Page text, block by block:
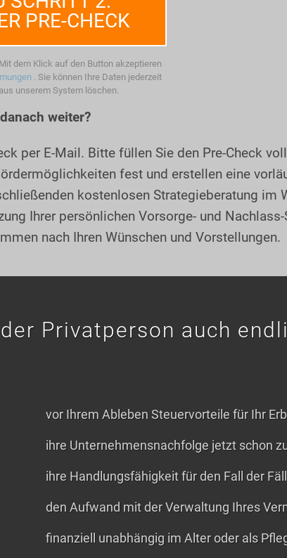
PRE-CHECK
dem Klick auf den Button akzeptieren
. Sie können Ihre Daten jederzeit
unserem System löschen.
weiter?
per E-Mail. Bitte füllen Sie den Pre-Check
fest und erstellen eine
kostenlosen Strategieberatung im
Ihrer persönlichen Vorsorge- und
nach Ihren Wünschen und Vorstellungen.
Privatperson auch
vor Ihrem Ableben Steuervorteile für Ihr
ihre Unternehmensnachfolge jetzt schon
ihre Handlungsfähigkeit für den Fall der
den Aufwand mit der Verwaltung Ihres
finanziell unabhängig im Alter oder als